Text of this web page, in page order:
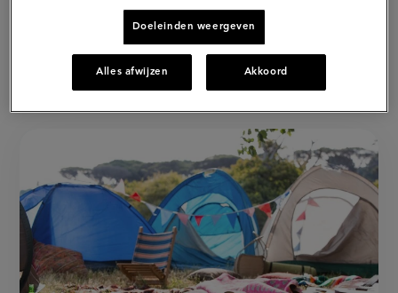
Populaire artikelen
Doeleinden weergeven
Alles afwijzen Akkoord